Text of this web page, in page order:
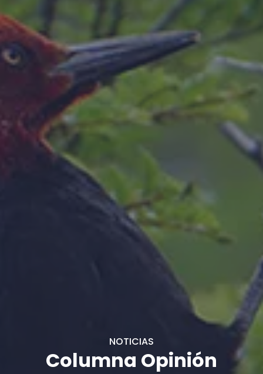
NOTICIAS
Columna Opinión